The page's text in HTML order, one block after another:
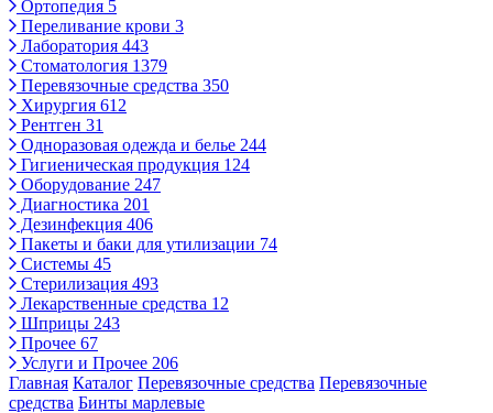
Ортопедия 5
Переливание крови 3
Лаборатория 443
Стоматология 1379
Перевязочные средства 350
Хирургия 612
Рентген 31
Одноразовая одежда и белье 244
Гигиеническая продукция 124
Оборудование 247
Диагностика 201
Дезинфекция 406
Пакеты и баки для утилизации 74
Системы 45
Стерилизация 493
Лекарственные средства 12
Шприцы 243
Прочее 67
Услуги и Прочее 206
Главная Каталог Перевязочные средства Перевязочные
средства Бинты марлевые